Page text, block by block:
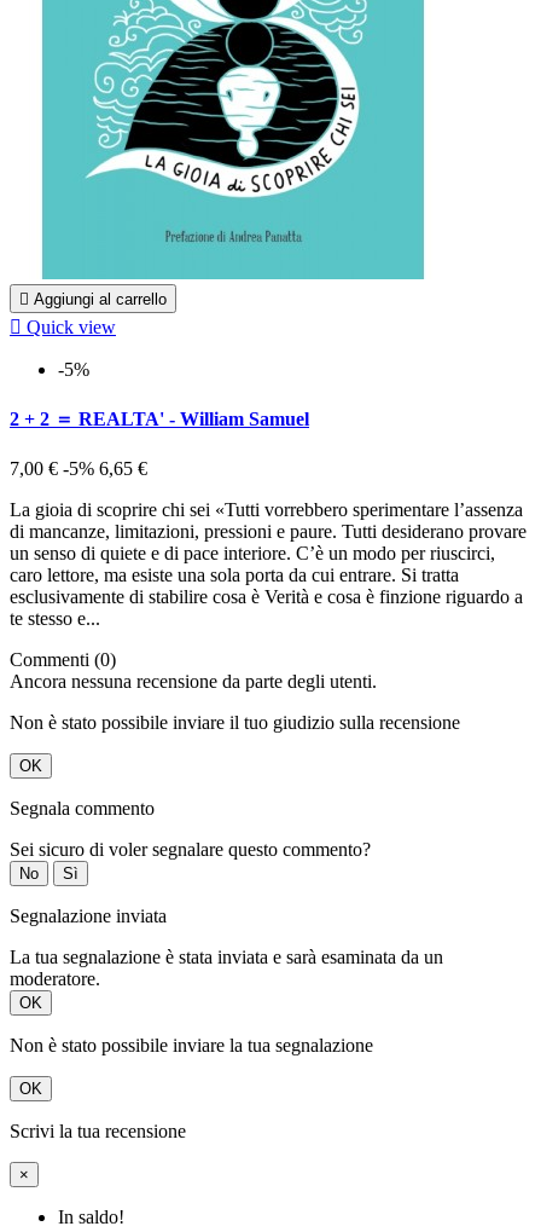
 Aggiungi al carrello
 Quick view
-5%
2 + 2 ＝ REALTA' - William Samuel
7,00 € -5% 6,65 €
La gioia di scoprire chi sei «Tutti vorrebbero sperimentare l’assenza
di mancanze, limitazioni, pressioni e paure. Tutti desiderano provare
un senso di quiete e di pace interiore. C’è un modo per riuscirci,
caro lettore, ma esiste una sola porta da cui entrare. Si tratta
esclusivamente di stabilire cosa è Verità e cosa è finzione riguardo a
te stesso e...
Commenti (0)
Ancora nessuna recensione da parte degli utenti.
Non è stato possibile inviare il tuo giudizio sulla recensione
OK
Segnala commento
Sei sicuro di voler segnalare questo commento?
No Sì
Segnalazione inviata
La tua segnalazione è stata inviata e sarà esaminata da un
moderatore.
OK
Non è stato possibile inviare la tua segnalazione
OK
Scrivi la tua recensione
×
In saldo!